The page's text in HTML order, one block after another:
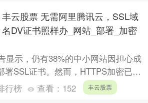
丰云股票 无需阿里腾讯云，SSL域
名DV证书照样办_网站_部署_加密
显示，仍有38%的中小网站因担心成
署SSL证书。然而，HTTPS加密已成
不仅关乎安全，更直接影响SEO....
行榜 查看： 152 丰云股票